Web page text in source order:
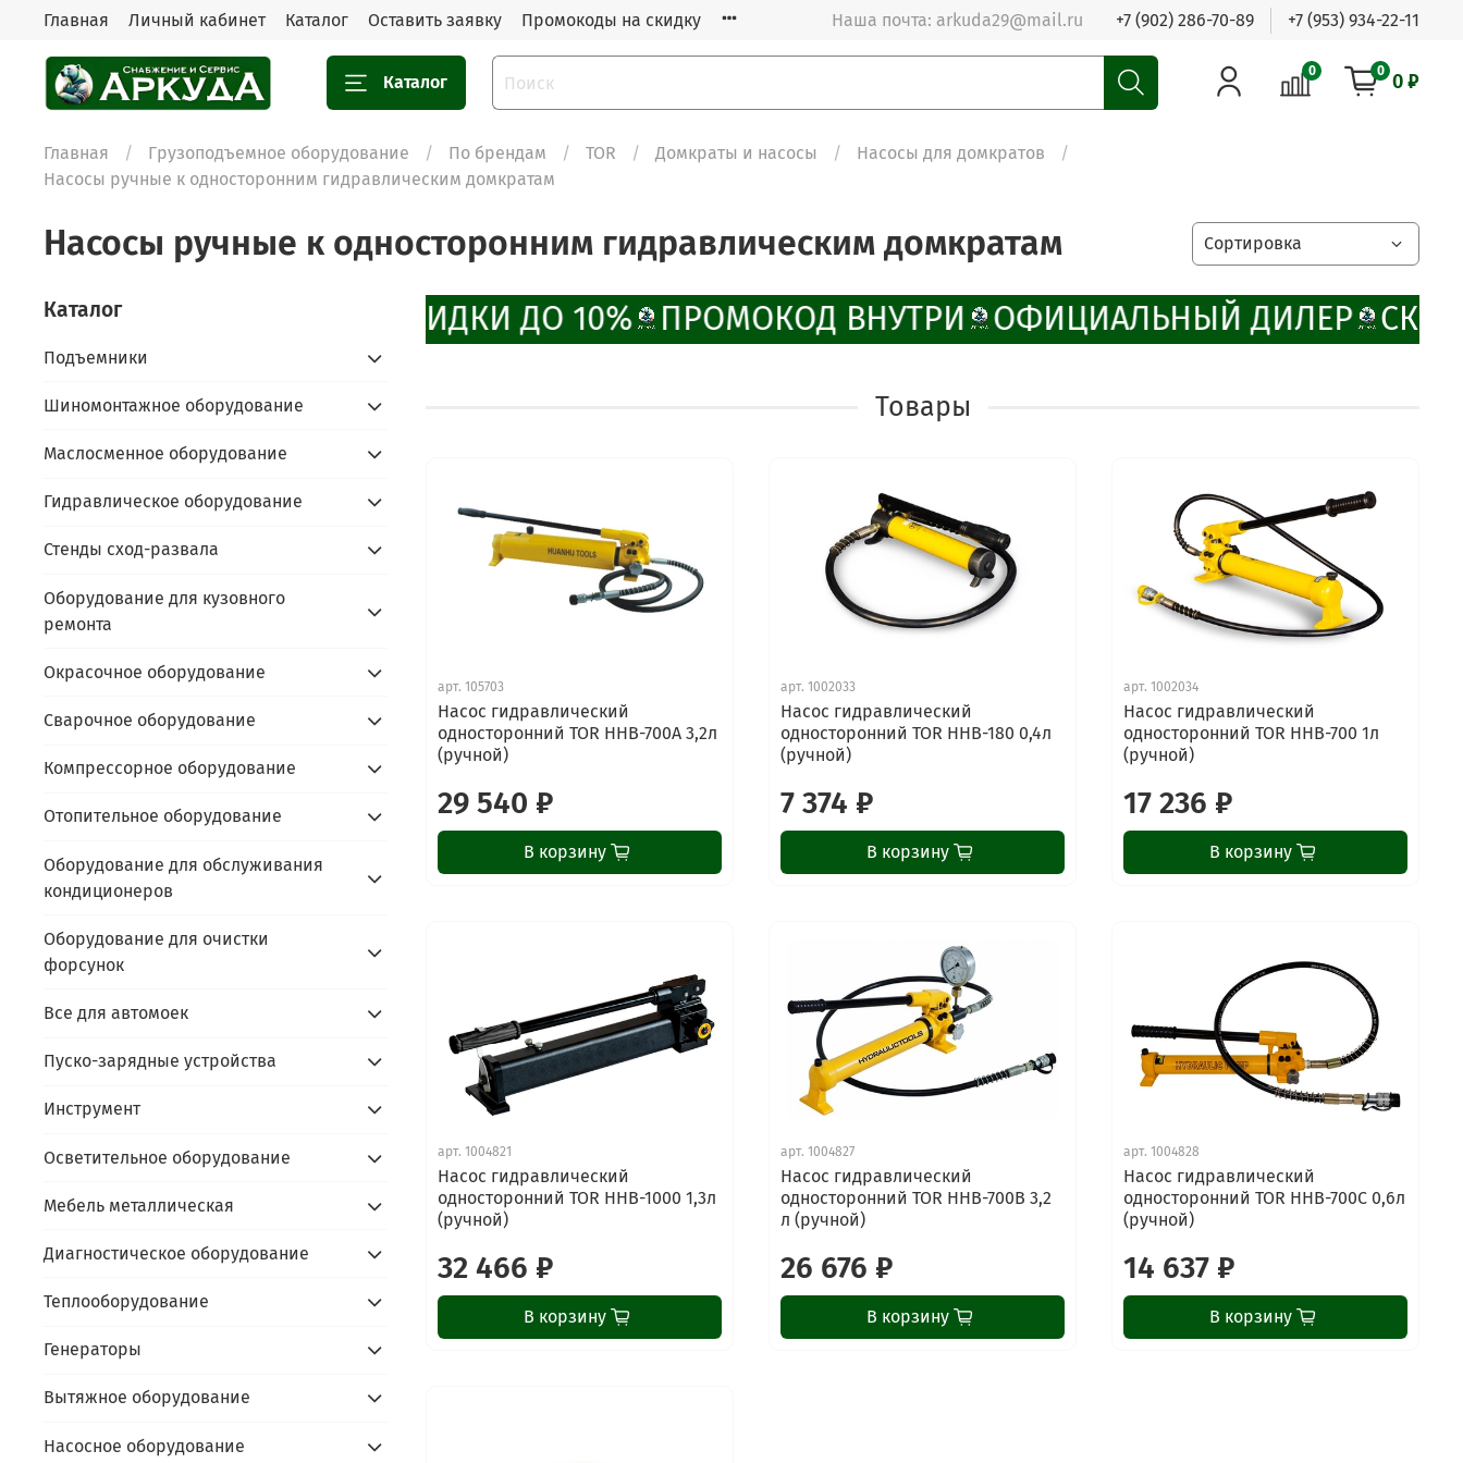
Главная Личный кабинет Каталог Оставить заявку Промокоды на скидку Наша почта: arkuda29@mail.ru +7 (902) 286-70-89 +7 (953) 934-22-11
Каталог
0 0 0 ₽
Главная Грузоподъемное оборудование По брендам TOR Домкраты и насосы
Насосы для домкратов
Насосы ручные к односторонним гидравлическим домкратам
Насосы ручные к односторонним гидравлическим домкратам
СКИДКИ ДО 10% ПРОМОКОД ВНУТРИ ОФИЦИАЛЬНЫЙ ДИЛЕР
Товары
арт.105703
Насос гидравлический
односторонний TOR HHB-700A 3,2л
(ручной)
29 540 ₽
В корзину
арт.1002033
Насос гидравлический
односторонний TOR HHB-180 0,4л
(ручной)
7 374 ₽
В корзину
арт.1002034
Насос гидравлический
односторонний TOR HHB-700 1л
(ручной)
17 236 ₽
В корзину
арт.1004821
Насос гидравлический
односторонний TOR HHB-1000 1,3л
(ручной)
32 466 ₽
В корзину
арт.1004827
Насос гидравлический
односторонний TOR HHB-700B 3,2
л (ручной)
26 676 ₽
В корзину
арт.1004828
Насос гидравлический
односторонний TOR HHB-700C 0,6л
(ручной)
14 637 ₽
В корзину
Каталог
Подъемники
Шиномонтажное оборудование
Маслосменное оборудование
Гидравлическое оборудование
Стенды сход-развала
Оборудование для кузовного
ремонта
Окрасочное оборудование
Сварочное оборудование
Компрессорное оборудование
Отопительное оборудование
Оборудование для обслуживания
кондиционеров
Оборудование для очистки
форсунок
Все для автомоек
Пуско-зарядные устройства
Инструмент
Осветительное оборудование
Мебель металлическая
Диагностическое оборудование
Теплооборудование
Генераторы
Вытяжное оборудование
Насосное оборудование